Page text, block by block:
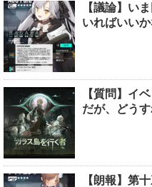
【議論】い
いればいい
【質問】イ
だが、どう
【朗報】第